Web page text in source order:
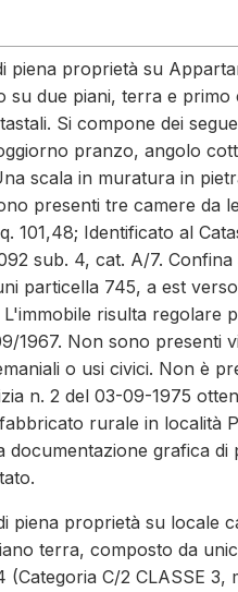
piena proprietà su
su due piani, terra e primo
Si compone dei
pranzo, angolo
scala in muratura in
presenti tre camere da
101,48; Identificato al
sub. 4, cat. A/7.
particella 745, a est
risulta regolare
1967. Non sono presenti
o usi civici. Non è
n. 2 del 03-09-1975
rurale in località
grafica di
piena proprietà su locale
terra, composto da
C/2 CLASSE 3,